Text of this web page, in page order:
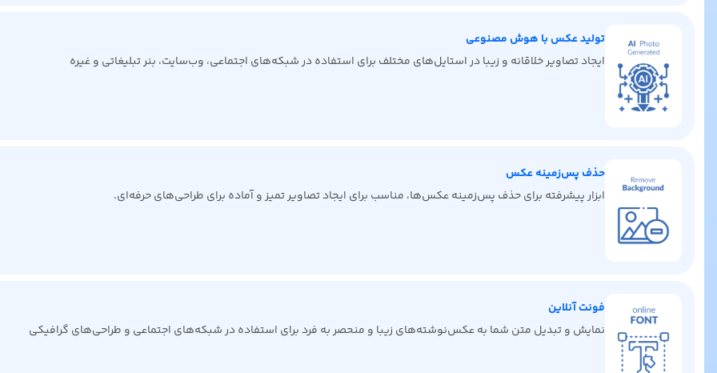
تولید عکس با هوش مصنوعی
ایجاد تصاویر خلاقانه و زیبا در استایل‌های مختلف برای استفاده در شبکه‌های اجتماعی، وب‌سایت، بنر تبلیغاتی و غیره
حذف پس‌زمینه عکس
ابزار پیشرفته برای حذف پس‌زمینه عکس‌ها، مناسب برای ایجاد تصاویر تمیز و آماده برای طراحی‌های حرفه‌ای.
فونت آنلاین
نمایش و تبدیل متن شما به عکس‌نوشته‌های زیبا و منحصر به فرد برای استفاده در شبکه‌های اجتماعی و طراحی‌های گرافیکی